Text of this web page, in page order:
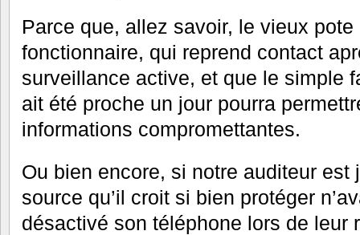
Parce que, allez savoir, le vieux
fonctionnaire, qui reprend contact
surveillance active, et que le simple
ait été proche un jour pourra
informations compromettantes.
Ou bien encore, si notre auditeur est
source qu’il croit si bien protéger
désactivé son téléphone lors de leur